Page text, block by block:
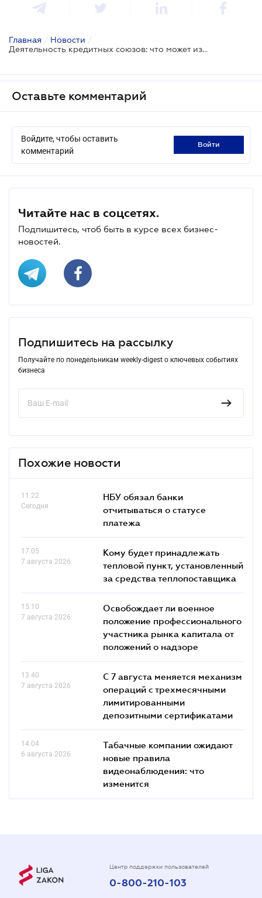
Главная / Новости /
Деятельность кредитных союзов: что может измениться?
Оставьте комментарий
Войдите, чтобы оставить
комментарий
войти
Читайте нас в соцсетях.
Подпишитесь, чтоб быть в курсе всех бизнес-
новостей.
Подпишитесь на рассылку
Получайте по понедельникам weekly-digest о ключевых событиях
бизнеса
Похожие новости
11.22
Сегодня
НБУ обязал банки
отчитываться о статусе
платежа
17.05
7 августа 2026
Кому будет принадлежать
тепловой пункт, установленный
за средства теплопоставщика
15.10
7 августа 2026
Освобождает ли военное
положение профессионального
участника рынка капитала от
положений о надзоре
13.40
7 августа 2026
С 7 августа меняется механизм
операций с трехмесячными
лимитированными
депозитными сертификатами
14.04
6 августа 2026
Табачные компании ожидают
новые правила
видеонаблюдения: что
изменится
Центр поддержки пользователей
0-800-210-103